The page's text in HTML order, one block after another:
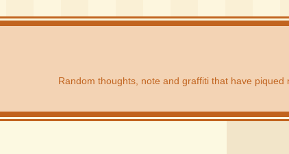
Random thoughts, note and graffiti that have piqued